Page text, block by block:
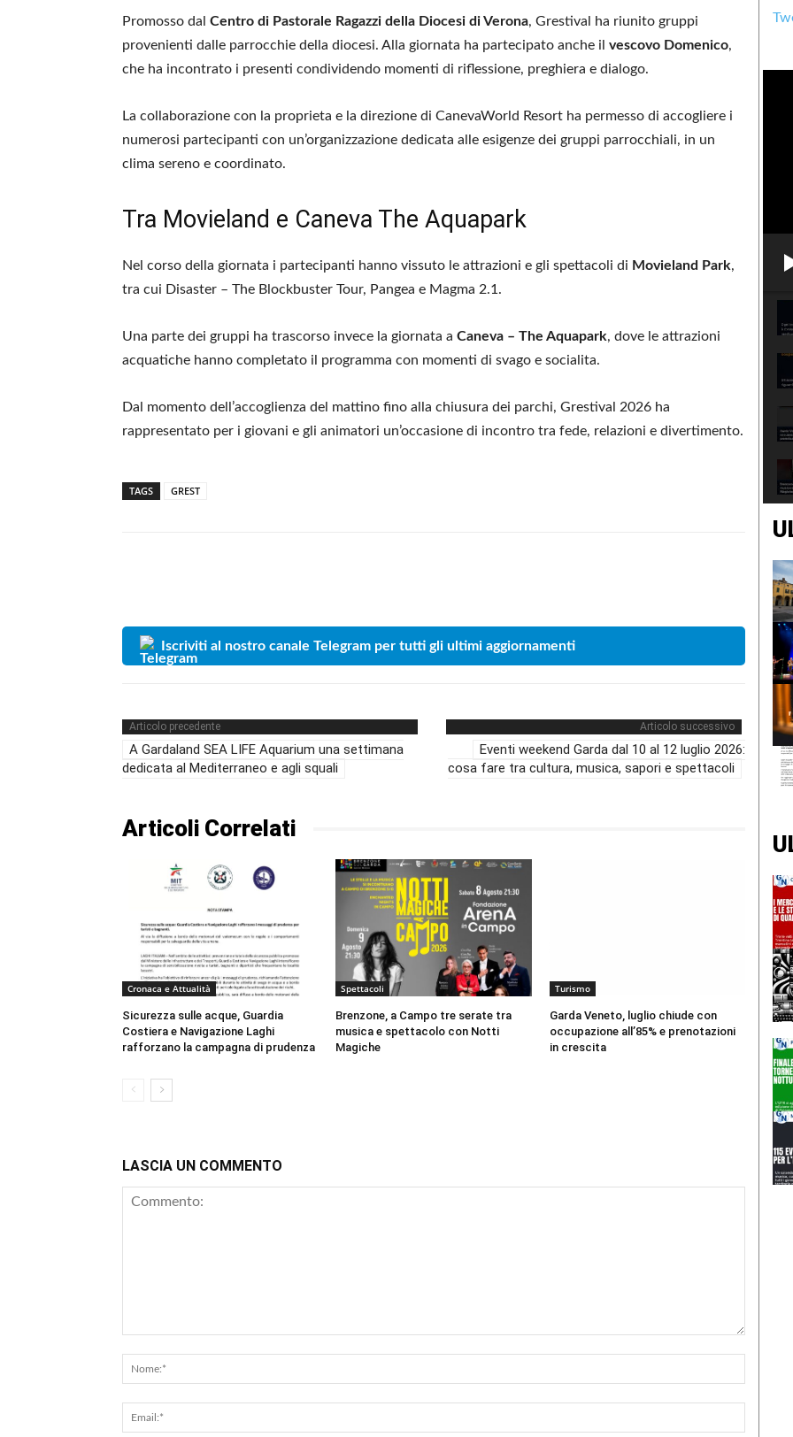
Promosso dal Centro di Pastorale Ragazzi della Diocesi di Verona, Grestival ha riunito gruppi
provenienti dalle parrocchie della diocesi. Alla giornata ha partecipato anche il vescovo Domenico,
che ha incontrato i presenti condividendo momenti di riflessione, preghiera e dialogo.
La collaborazione con la proprieta e la direzione di CanevaWorld Resort ha permesso di accogliere i
numerosi partecipanti con un’organizzazione dedicata alle esigenze dei gruppi parrocchiali, in un
clima sereno e coordinato.
Tra Movieland e Caneva The Aquapark
Nel corso della giornata i partecipanti hanno vissuto le attrazioni e gli spettacoli di Movieland Park,
tra cui Disaster – The Blockbuster Tour, Pangea e Magma 2.1.
Una parte dei gruppi ha trascorso invece la giornata a Caneva – The Aquapark, dove le attrazioni
acquatiche hanno completato il programma con momenti di svago e socialita.
Dal momento dell’accoglienza del mattino fino alla chiusura dei parchi, Grestival 2026 ha
rappresentato per i giovani e gli animatori un’occasione di incontro tra fede, relazioni e divertimento.
TAGS GREST
Iscriviti al nostro canale Telegram per tutti gli ultimi aggiornamenti
Articolo precedente
A Gardaland SEA LIFE Aquarium una settimana
dedicata al Mediterraneo e agli squali
Articolo successivo
Eventi weekend Garda dal 10 al 12 luglio 2026:
cosa fare tra cultura, musica, sapori e spettacoli
Articoli Correlati
Cronaca e Attualità
Sicurezza sulle acque, Guardia
Costiera e Navigazione Laghi
rafforzano la campagna di prudenza
Spettacoli
Brenzone, a Campo tre serate tra
musica e spettacolo con Notti
Magiche
Turismo
Garda Veneto, luglio chiude con
occupazione all’85% e prenotazioni
in crescita
LASCIA UN COMMENTO